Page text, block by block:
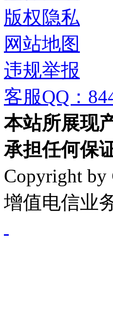
版权隐私
网站地图
违规举报
客服QQ：
本站所展现
承担任何保
Copyright
增值电信业